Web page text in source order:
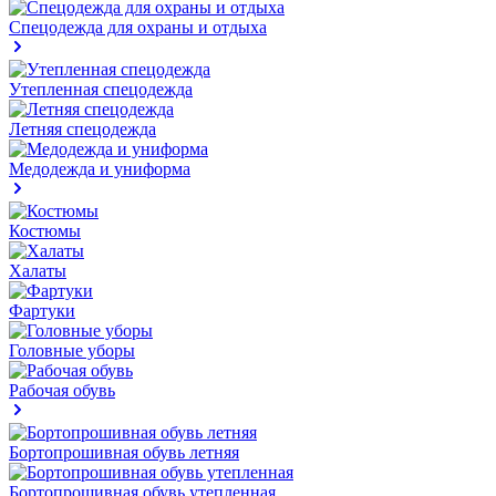
Спецодежда для охраны и отдыха
Утепленная спецодежда
Летняя спецодежда
Медодежда и униформа
Костюмы
Халаты
Фартуки
Головные уборы
Рабочая обувь
Бортопрошивная обувь летняя
Бортопрошивная обувь утепленная